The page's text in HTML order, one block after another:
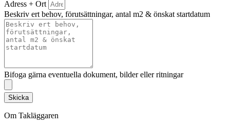
Adress + Ort
Beskriv ert behov, förutsättningar, antal m2 & önskat startdatum
Bifoga gärna eventuella dokument, bilder eller ritningar
Skicka
Om Takläggaren